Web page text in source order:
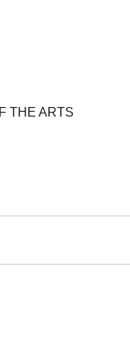
THE ARTS